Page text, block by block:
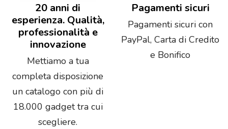
20 anni di
esperienza. Qualità,
professionalità e
innovazione
Mettiamo a tua
completa disposizione
un catalogo con più di
18.000 gadget tra cui
scegliere.
Pagamenti sicuri
Pagamenti sicuri con
PayPal, Carta di Credito
e Bonifico